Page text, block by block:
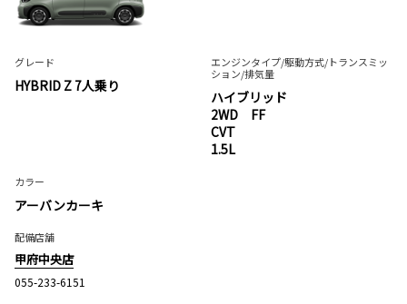
グレード
HYBRID Z 7人乗り
エンジンタイプ/駆動方式/トランスミッ
ション/排気量
ハイブリッド
2WD FF
CVT
1.5L
カラー
アーバンカーキ
配備店舗
甲府中央店
055-233-6151